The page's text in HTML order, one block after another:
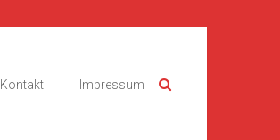
Kontakt Impressum